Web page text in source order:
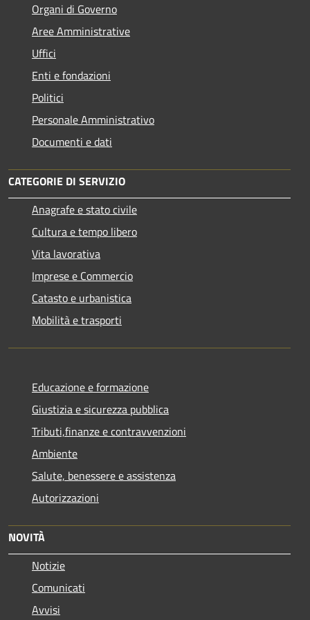
Organi di Governo
Aree Amministrative
Uffici
Enti e fondazioni
Politici
Personale Amministrativo
Documenti e dati
CATEGORIE DI SERVIZIO
Anagrafe e stato civile
Cultura e tempo libero
Vita lavorativa
Imprese e Commercio
Catasto e urbanistica
Mobilità e trasporti
Educazione e formazione
Giustizia e sicurezza pubblica
Tributi,finanze e contravvenzioni
Ambiente
Salute, benessere e assistenza
Autorizzazioni
NOVITÀ
Notizie
Comunicati
Avvisi